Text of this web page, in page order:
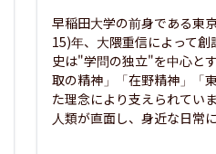
早稲田大学の前身である東
15)年、大隈重信によって
史は"学問の独立"を中心と
取の精神」「在野精神」「
た理念により支えられていま
人類が直面し、身近な日常